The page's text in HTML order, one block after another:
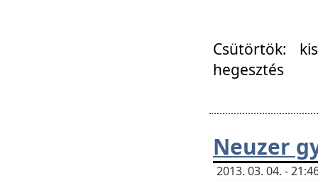
Csütörtök:
hegesztés
Neuzer
2013. 03. 04. -